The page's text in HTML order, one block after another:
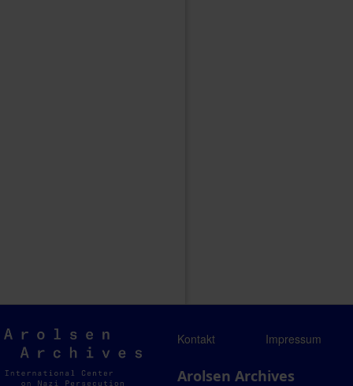
Arolsen
Archives
Kontakt Impressum
Arolsen Archives